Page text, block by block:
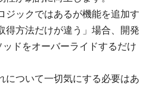
ジックではあるが機能を追加す
得方法だけが違う」場合、開発
ドをオーバーライドするだけ
について一切気にする必要はあ